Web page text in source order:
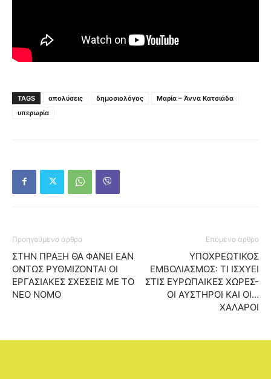
TAGS απολύσεις δημοσιολόγος
Μαρία – Άννα Κατσιάδα
υπερωρία
Προηγούμενο άρθρο
ΣΤΗΝ ΠΡΑΞΗ ΘΑ ΦΑΝΕΙ ΕΑΝ
ΟΝΤΩΣ ΡΥΘΜΙΖΟΝΤΑΙ ΟΙ
ΕΡΓΑΣΙΑΚΕΣ ΣΧΕΣΕΙΣ ΜΕ ΤΟ
ΝΕΟ ΝΟΜΟ
Επόμενο άρθρο
ΥΠΟΧΡΕΩΤΙΚΟΣ
ΕΜΒΟΛΙΑΣΜΟΣ: ΤΙ ΙΣΧΥΕΙ
ΣΤΙΣ ΕΥΡΩΠΑΙΚΕΣ ΧΩΡΕΣ-
ΟΙ ΑΥΣΤΗΡΟΙ ΚΑΙ ΟΙ…
ΧΑΛΑΡΟΙ